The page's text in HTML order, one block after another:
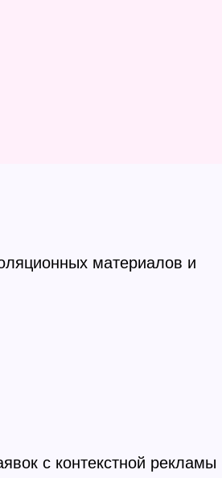
материалов и
с контекстной рекламы